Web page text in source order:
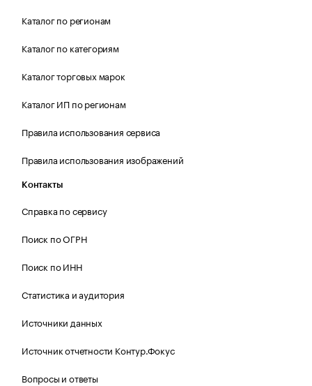
Каталог по регионам
Каталог по категориям
Каталог торговых марок
Каталог ИП по регионам
Правила использования сервиса
Правила использования изображений
Контакты
Справка по сервису
Поиск по ОГРН
Поиск по ИНН
Статистика и аудитория
Источники данных
Источник отчетности Контур.Фокус
Вопросы и ответы